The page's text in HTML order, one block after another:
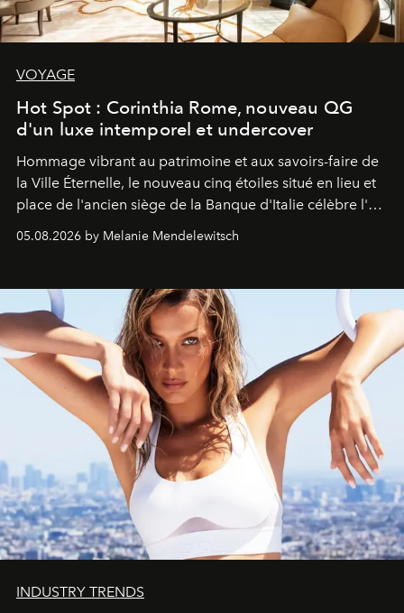
VOYAGE
Hot Spot : Corinthia Rome, nouveau QG
d'un luxe intemporel et undercover
Hommage vibrant au patrimoine et aux savoirs-faire de
la Ville Éternelle, le nouveau cinq étoiles situé en lieu et
place de l'ancien siège de la Banque d'Italie célèbre l'art
de vivre Romain dans toute son élégance intemporelle.
05.08.2026 by Melanie Mendelewitsch
INDUSTRY TRENDS